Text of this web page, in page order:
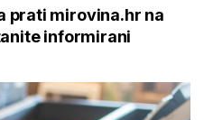
prati mirovina.hr na
informirani